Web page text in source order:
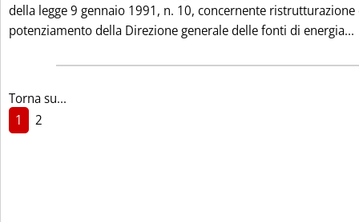
della legge 9 gennaio 1991, n. 10, concernente ristrutturazione
potenziamento della Direzione generale delle fonti di energia...
Torna su...
1
2